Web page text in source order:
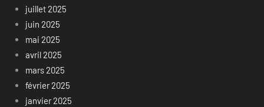
juillet 2025
juin 2025
mai 2025
avril 2025
mars 2025
février 2025
janvier 2025